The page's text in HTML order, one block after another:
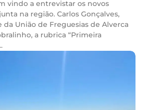
vindo a entrevistar os novos
na região. Carlos Gonçalves,
União de Freguesias de Alverca
a rubrica “Primeira